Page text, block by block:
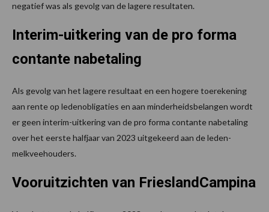
negatief was als gevolg van de lagere resultaten.
Interim-uitkering van de pro forma
contante nabetaling
Als gevolg van het lagere resultaat en een hogere toerekening
aan rente op ledenobligaties en aan minderheidsbelangen wordt
er geen interim-uitkering van de pro forma contante nabetaling
over het eerste halfjaar van 2023 uitgekeerd aan de leden-
melkveehouders.
Vooruitzichten van FrieslandCampina